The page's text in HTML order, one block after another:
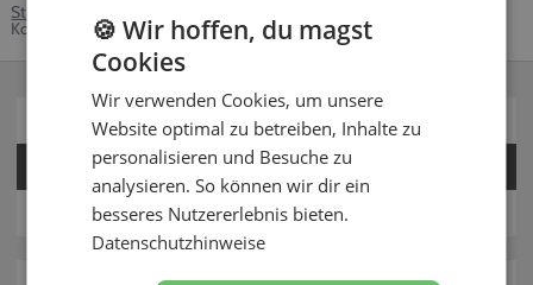
Startseite
Kontaktaufnahme
Für Kunden
Für Dienstleister
🍪 Wir hoffen, du magst
Cookies
Wir verwenden Cookies, um unsere
Website optimal zu betreiben, Inhalte zu
personalisieren und Besuche zu
analysieren. So können wir dir ein
besseres Nutzererlebnis bieten.
Datenschutzhinweise